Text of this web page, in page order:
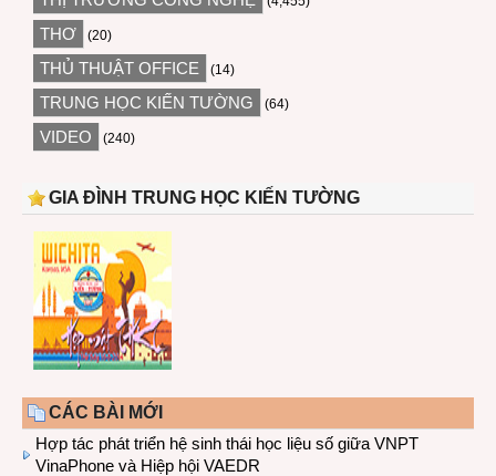
THƠ (20)
THỦ THUẬT OFFICE (14)
TRUNG HỌC KIẾN TƯỜNG (64)
VIDEO (240)
GIA ĐÌNH TRUNG HỌC KIẾN TƯỜNG
CÁC BÀI MỚI
Hợp tác phát triển hệ sinh thái học liệu số giữa VNPT
VinaPhone và Hiệp hội VAEDR